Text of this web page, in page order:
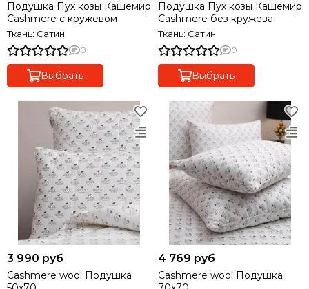
Подушка Пух козы Кашемир
Cashmere с кружевом
Ткань: Сатин
0
Выбрать
Подушка Пух козы Кашемир
Cashmere без кружева
Ткань: Сатин
0
Выбрать
3 990 руб
Cashmere wool Подушка
4 769 руб
Cashmere wool Подушка